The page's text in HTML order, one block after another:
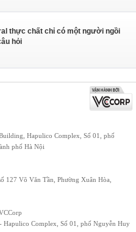
thực chất chỉ có một người ngồi
hỏi
Hapulico Complex, Số 01, phố
phố Hà Nội
127 Võ Văn Tần, Phường Xuân Hòa,
Hapulico Complex, Số 01, phố Nguyễn Huy